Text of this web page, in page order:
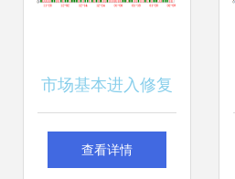
市场基本进入修复
整固期 大举进场建
查看详情